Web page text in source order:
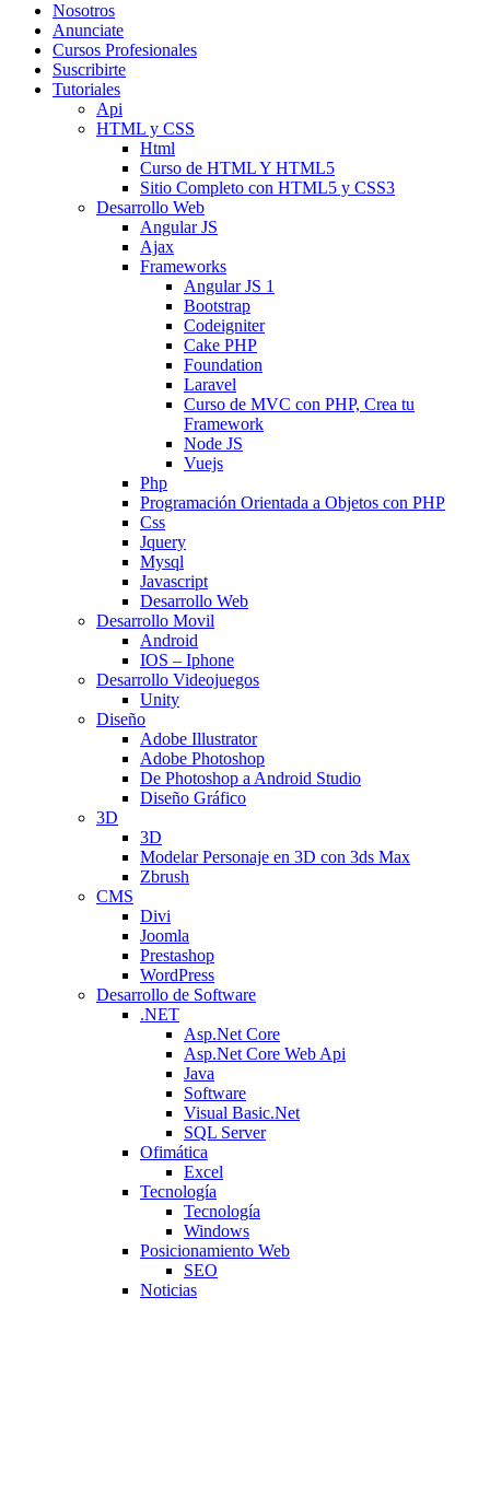
Nosotros
Anunciate
Cursos Profesionales
Suscribirte
Tutoriales
Api
HTML y CSS
Html
Curso de HTML Y HTML5
Sitio Completo con HTML5 y CSS3
Desarrollo Web
Angular JS
Ajax
Frameworks
Angular JS 1
Bootstrap
Codeigniter
Cake PHP
Foundation
Laravel
Curso de MVC con PHP, Crea tu
Framework
Node JS
Vuejs
Php
Programación Orientada a Objetos con PHP
Css
Jquery
Mysql
Javascript
Desarrollo Web
Desarrollo Movil
Android
IOS – Iphone
Desarrollo Videojuegos
Unity
Diseño
Adobe Illustrator
Adobe Photoshop
De Photoshop a Android Studio
Diseño Gráfico
3D
3D
Modelar Personaje en 3D con 3ds Max
Zbrush
CMS
Divi
Joomla
Prestashop
WordPress
Desarrollo de Software
.NET
Asp.Net Core
Asp.Net Core Web Api
Java
Software
Visual Basic.Net
SQL Server
Ofimática
Excel
Tecnología
Tecnología
Windows
Posicionamiento Web
SEO
Noticias